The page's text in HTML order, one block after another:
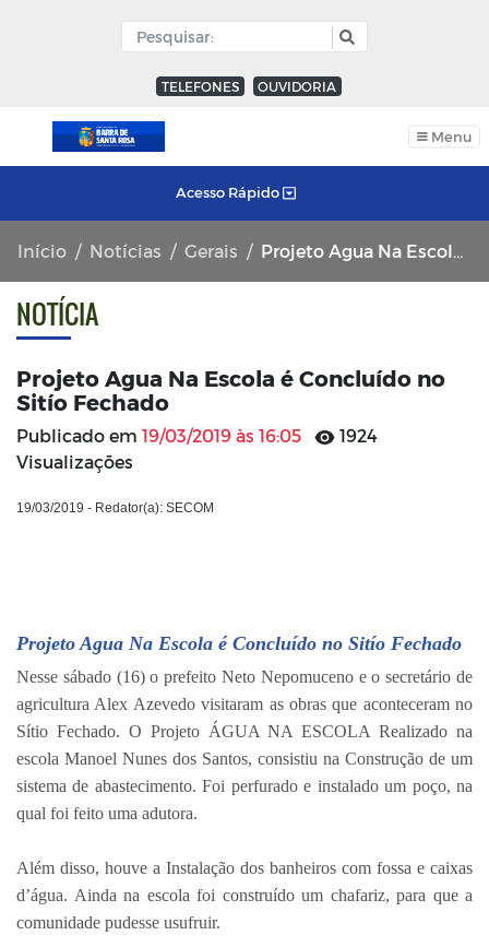
TELEFONES OUVIDORIA
Menu
Acesso Rápido
Início Notícias Gerais Projeto Agua Na Escola é Concluído no Sitío Fechado
NOTÍCIA
Projeto Agua Na Escola é Concluído no
Sitío Fechado
Publicado em 19/03/2019 às 16:05
1924
Visualizações
19/03/2019 - Redator(a): SECOM
Projeto Agua Na Escola é Concluído no Sitío Fechado
Nesse sábado (16) o prefeito Neto Nepomuceno e o secretário de
agricultura Alex Azevedo visitaram as obras que aconteceram no
Sítio Fechado. O Projeto ÁGUA NA ESCOLA Realizado na
escola Manoel Nunes dos Santos, consistiu na Construção de um
sistema de abastecimento. Foi perfurado e instalado um poço, na
qual foi feito uma adutora.
Além disso, houve a Instalação dos banheiros com fossa e caixas
d’água. Ainda na escola foi construído um chafariz, para que a
comunidade pudesse usufruir.